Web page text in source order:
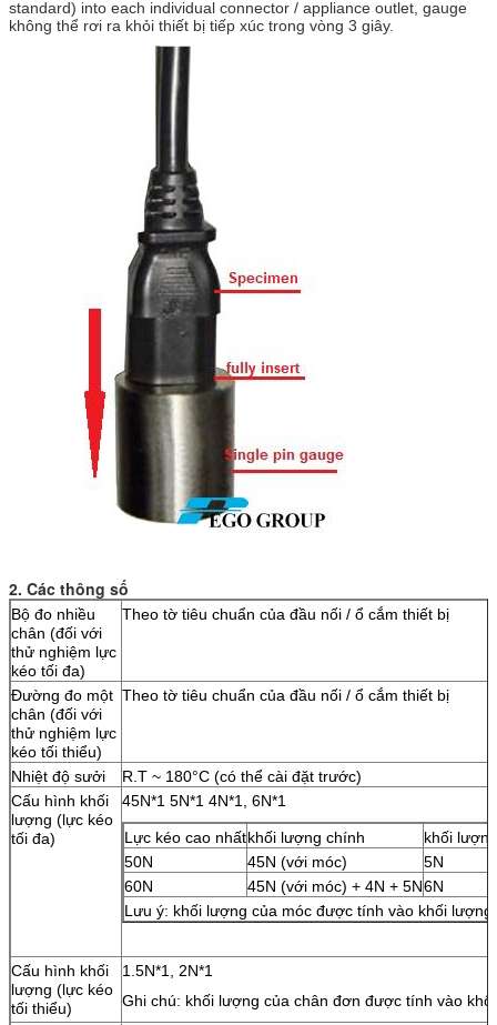
standard) into each individual connector / appliance outlet, gauge
không thể rơi ra khỏi thiết bị tiếp xúc trong vòng 3 giây.
2. Các thông số
Bộ đo nhiều
chân (đối với
thử nghiệm lực
kéo tối đa)
Theo tờ tiêu chuẩn của đầu nối / ổ cắm thiết bị
Đường đo một
chân (đối với
thử nghiệm lực
kéo tối thiểu)
Theo tờ tiêu chuẩn của đầu nối / ổ cắm thiết bị
Nhiệt độ sưởi
R.T ~ 180°C (có thể cài đặt trước)
Cấu hình khối
lượng (lực kéo
tối đa)
45N*1 5N*1 4N*1, 6N*1
Lực kéo cao nhấtkhối lượng chính
khối
50N
45N (với móc)
5N
60N
45N (với móc) + 4N + 5N6N
Lưu ý: khối lượng của móc được tính vào khối lượng
Cấu hình khối
lượng (lực kéo
tối thiểu)
1.5N*1, 2N*1
Ghi chú: khối lượng của chân đơn được tính vào